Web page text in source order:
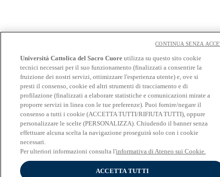
Università Cattolica del Sacro Cuoreutilizza su questo sito cookie
tecnici necessari per il suo funzionamento (finalizzati a consentire la
fruizione dei nostri servizi, ottimizzare l'esperienza utente) e, ove si
presti il consenso, cookie ed altri strumenti di tracciamento e di
profilazione (finalizzati a elaborare statistiche e comunicazioni mirate a
proporre servizi in linea con le tue preferenze). Puoi fornire/negare il
consenso a tutti i cookie (ACCETTA TUTTI/RIFIUTA TUTTI), oppure
personalizzare le scelte (PERSONALIZZA). Chiudendo il banner senza
effettuare alcuna scelta la navigazione proseguirà solo con i cookie
necessari.
Per ulteriori informazioni consulta l'informativa di Ateneo sui Cookie.
ACCETTA TUTTI
CONTINUA SENZA